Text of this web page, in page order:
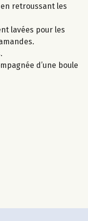
retroussant les
lavées pour les
d’une boule